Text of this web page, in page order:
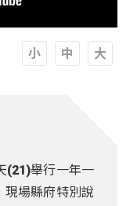
(21)舉行一年一
現場縣府特別說